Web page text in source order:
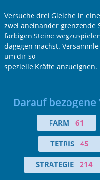
Versuche drei Gleiche in
zwei aneinander grenzende
farbigen Steine
dagegen machst.
um dir so
spezielle Kräfte anzueignen.
Darauf
FARM 61
TETRIS 45
STRATEGIE 214